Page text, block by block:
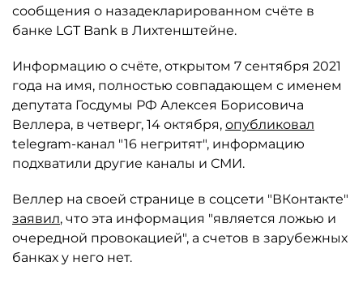
сообщения о назадекларированном счёте в
банке LGT Bank в Лихтенштейне.
Информацию о счёте, открытом 7 сентября 2021
года на имя, полностью совпадающем с именем
депутата Госдумы РФ Алексея Борисовича
Веллера, в четверг, 14 октября, опубликовал
telegram-канал "16 негритят", информацию
подхватили другие каналы и СМИ.
Веллер на своей странице в соцсети "ВКонтакте"
заявил, что эта информация "является ложью и
очередной провокацией", а счетов в зарубежных
банках у него нет.